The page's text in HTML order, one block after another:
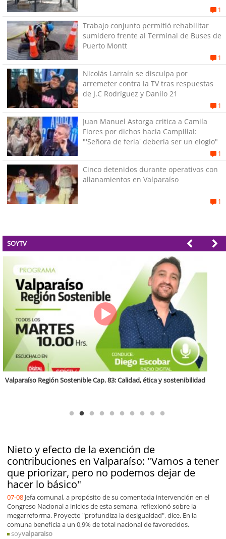
1
Trabajo conjunto permitió rehabilitar
sumidero frente al Terminal de Buses de
Puerto Montt
1
Nicolás Larraín se disculpa por
arremeter contra la TV tras respuestas
de J.C Rodríguez y Danilo 21
1
Juan Manuel Astorga critica a Camila
Flores por dichos hacia Campillai:
"'Señora de feria' debería ser un elogio"
1
Cinco detenidos durante operativos con
allanamientos en Valparaíso
1
SOYTV
Nieto y efecto de la exención de
contribuciones en Valparaíso: "Vamos a tener
que priorizar, pero no podemos dejar de
hacer lo básico"
07-08 Jefa comunal, a propósito de su comentada intervención en el
Congreso Nacional a inicios de esta semana, reflexionó sobre la
megarreforma. Proyecto "profundiza la desigualdad", dice. En la
comuna beneficia a un 0,9% de total nacional de favorecidos.
soyvalparaiso